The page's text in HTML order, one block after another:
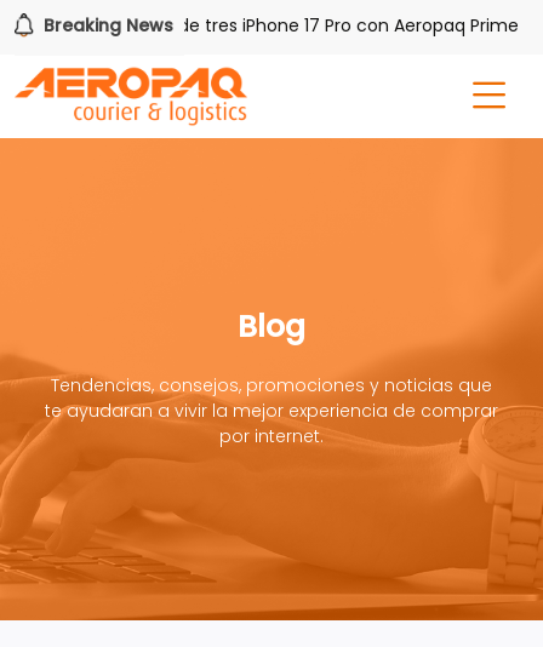
Breaking News
Gana uno de tres iPhone 17 Pro con Aeropaq Prime
Blog
Tendencias, consejos, promociones y noticias que
te ayudaran a vivir la mejor experiencia de comprar
por internet.